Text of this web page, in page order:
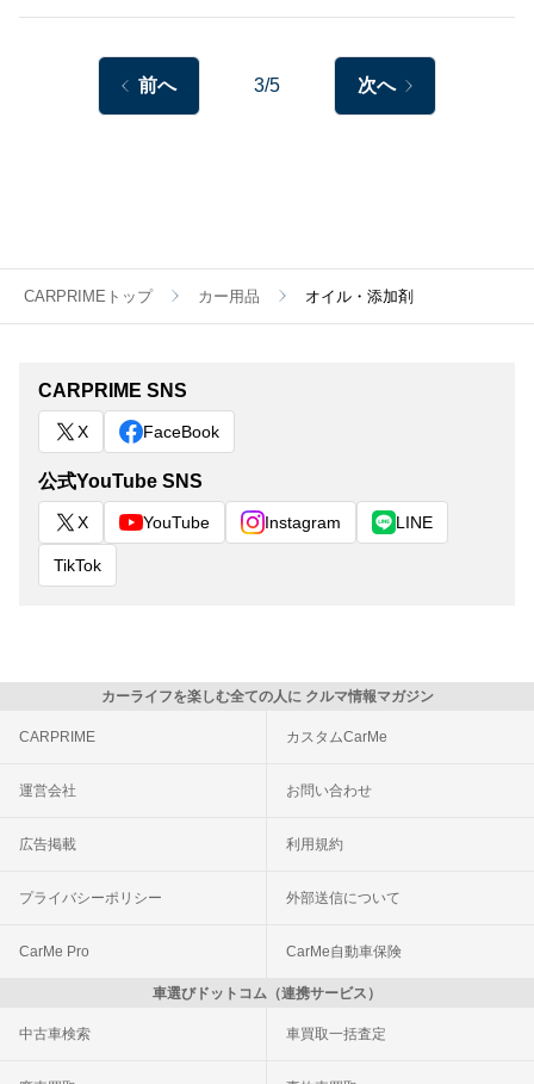
前へ 3/5 次へ
CARPRIMEトップ カー用品 オイル・添加剤
CARPRIME SNS
X FaceBook
公式YouTube SNS
X YouTube Instagram LINE
TikTok
カーライフを楽しむ全ての人に クルマ情報マガジン
CARPRIME カスタムCarMe
運営会社 お問い合わせ
広告掲載 利用規約
プライバシーポリシー 外部送信について
CarMe Pro CarMe自動車保険
車選びドットコム（連携サービス）
中古車検索 車買取一括査定